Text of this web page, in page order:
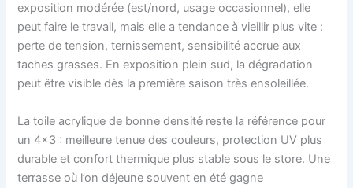
exposition modérée (est/nord, usage occasionnel), elle
peut faire le travail, mais elle a tendance à vieillir plus vite :
perte de tension, ternissement, sensibilité accrue aux
taches grasses. En exposition plein sud, la dégradation
peut être visible dès la première saison très ensoleillée.
La toile acrylique de bonne densité reste la référence pour
un 4×3 : meilleure tenue des couleurs, protection UV plus
durable et confort thermique plus stable sous le store. Une
terrasse où l’on déjeune souvent en été gagne